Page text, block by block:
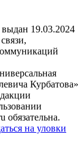
19.03.2024
Курбатова»
обязательна.
на уловки